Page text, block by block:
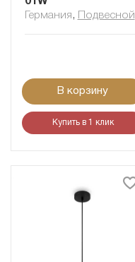
Германия , Подвесной
В корзину
Купить в 1 клик